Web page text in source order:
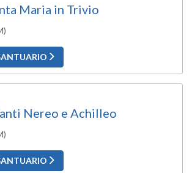
Maria in Trivio
Nereo e Achilleo